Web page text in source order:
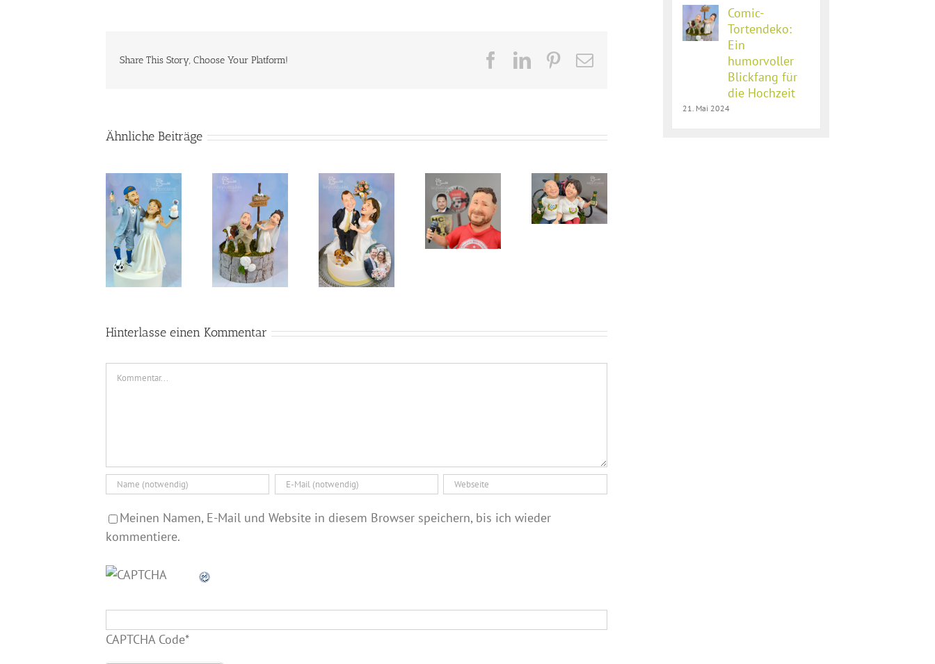
Share This Story, Choose Your Platform! Facebook
LinkedIn
Pinterest
E-
Ähnliche Beiträge
Comic-
Tortendeko:
humorvoller
Blickfang
für die
Familienhochzeit
in New York
Ein Fan und
der 40.
Geburtstag
des Sohnes
Zusammen
110 Jahre alt
Lustiger
Tortentopper
Hinterlasse einen Kommentar
Kommentar
Meinen Namen, E-Mail und Website in diesem Browser speichern, bis ich wieder
kommentiere.
CAPTCHA Code*
Comic-
Tortendeko:
Ein
humorvoller
Blickfang für
die Hochzeit
21. Mai 2024